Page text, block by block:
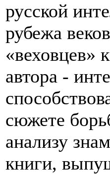
русской
рубежа
«веховцев»
автора -
сюжете
анализу
книги,